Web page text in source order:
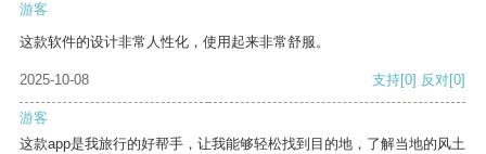
游客
这款软件的设计非常人性化，使用起来非常舒服。
2025-10-08 支持[0] 反对[0]
游客
这款app是我旅行的好帮手，让我能够轻松找到目的地，了解当地的风土